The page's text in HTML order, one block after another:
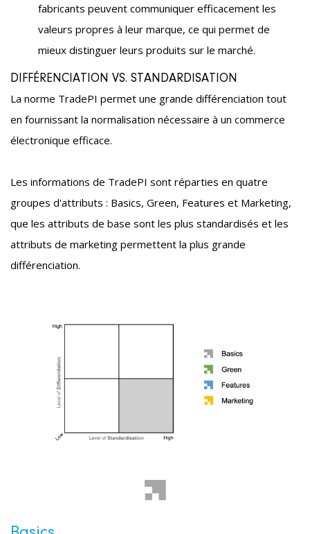
fabricants peuvent communiquer efficacement les
valeurs propres à leur marque, ce qui permet de
mieux distinguer leurs produits sur le marché.
DIFFÉRENCIATION VS. STANDARDISATION
La norme TradePI permet une grande différenciation tout
en fournissant la normalisation nécessaire à un commerce
électronique efficace.
Les informations de TradePI sont réparties en quatre
groupes d'attributs : Basics, Green, Features et Marketing,
que les attributs de base sont les plus standardisés et les
attributs de marketing permettent la plus grande
différenciation.